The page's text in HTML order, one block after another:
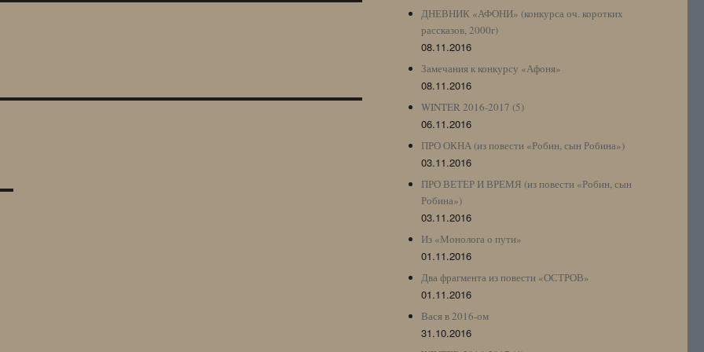
ДНЕВНИК «АФОНИ» (конкурса оч. коротких
рассказов, 2000г)
08.11.2016
Замечания к конкурсу «Афоня»
08.11.2016
WINTER 2016-2017 (5)
06.11.2016
ПРО ОКНА (из повести «Робин, сын Робина»)
03.11.2016
ПРО ВЕТЕР И ВРЕМЯ (из повести «Робин, сын
Робина»)
03.11.2016
Из «Монолога о пути»
01.11.2016
Два фрагмента из повести «ОСТРОВ»
01.11.2016
Вася в 2016-ом
31.10.2016